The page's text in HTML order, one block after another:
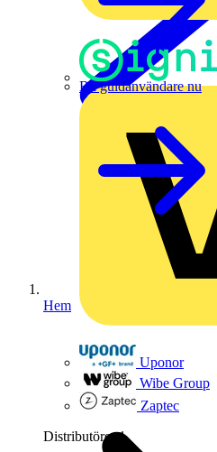
Uponor
Wibe Group
Zaptec
Distributörer 1
Bli guldanvändare nu
Hem